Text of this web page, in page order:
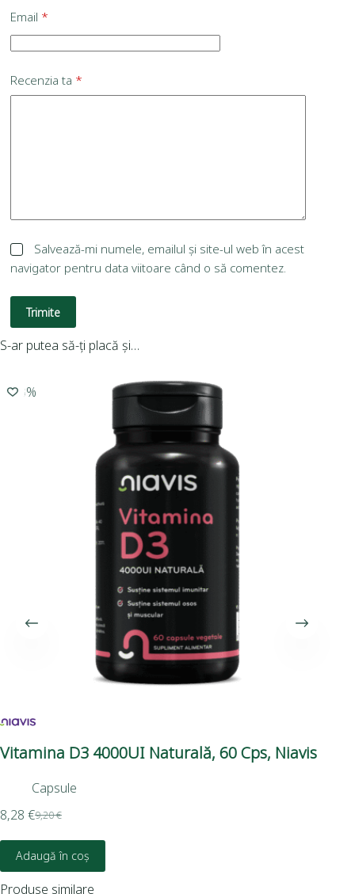
Email *
Recenzia ta *
Salvează-mi numele, emailul și site-ul web în acest
navigator pentru data viitoare când o să comentez.
Trimite
S-ar putea să-ți placă și…
-10%
Vitamina D3 4000UI Naturală, 60 Cps, Niavis
Capsule
9,20€
8,28 €
Adaugă în coș
Produse similare